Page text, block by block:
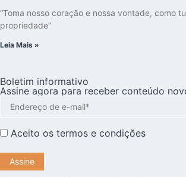
“Toma nosso coração e nossa vontade, como
propriedade”
Leia Mais »
Boletim informativo
Assine agora para receber conteúdo
Aceito os termos e condições